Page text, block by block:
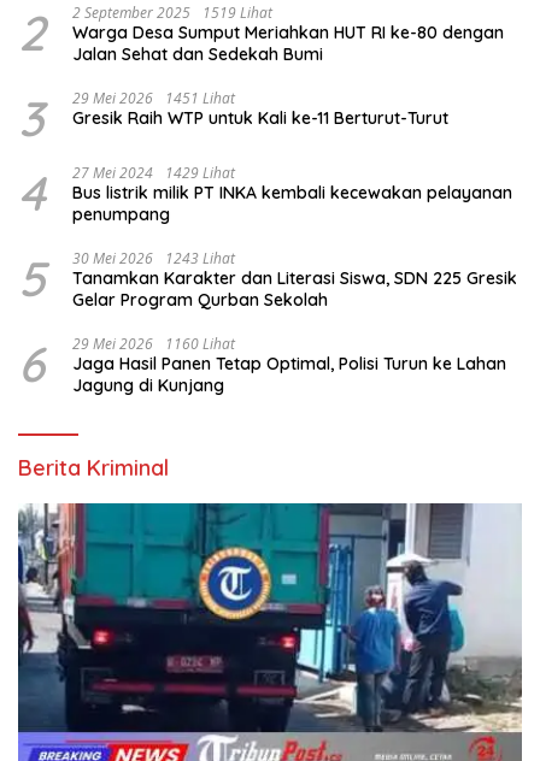
2 2 September 2025 1519 Lihat
Warga Desa Sumput Meriahkan HUT RI ke-80 dengan
Jalan Sehat dan Sedekah Bumi ‎
3 29 Mei 2026 1451 Lihat
Gresik Raih WTP untuk Kali ke-11 Berturut-Turut
4 27 Mei 2024 1429 Lihat
Bus listrik milik PT INKA kembali kecewakan pelayanan
penumpang
5 30 Mei 2026 1243 Lihat
Tanamkan Karakter dan Literasi Siswa, SDN 225 Gresik
Gelar Program Qurban Sekolah
6 29 Mei 2026 1160 Lihat
Jaga Hasil Panen Tetap Optimal, Polisi Turun ke Lahan
Jagung di Kunjang
Berita Kriminal